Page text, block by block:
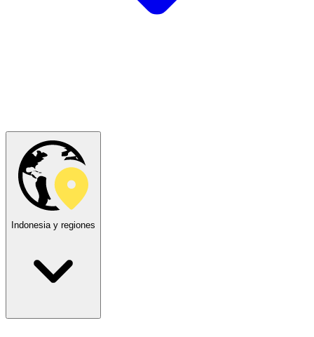
Indonesia y regiones